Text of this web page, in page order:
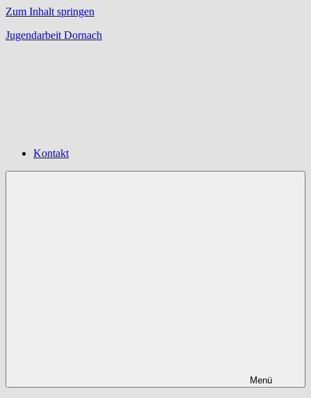
Zum Inhalt springen
Jugendarbeit Dornach
Kontakt
Menü